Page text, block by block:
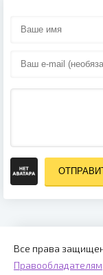
Все права
Правообладателям